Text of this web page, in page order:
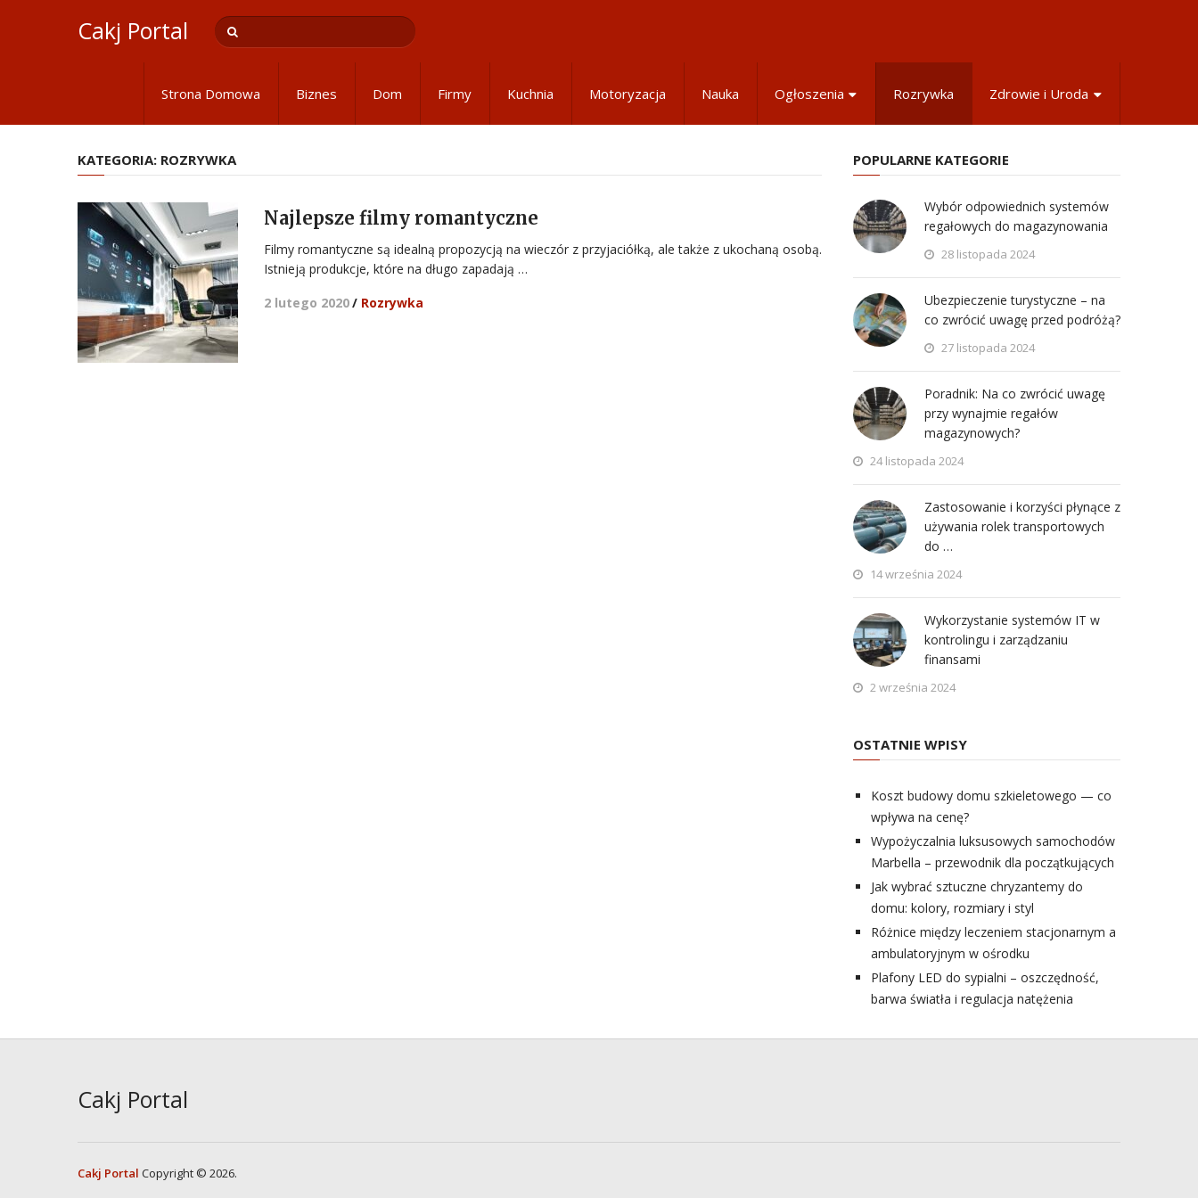
Cakj Portal
Strona Domowa Biznes Dom Firmy Kuchnia Motoryzacja Nauka Ogłoszenia Rozrywka Zdrowie i Uroda
KATEGORIA: ROZRYWKA
Najlepsze filmy romantyczne
Filmy romantyczne są idealną propozycją na wieczór z przyjaciółką, ale także z ukochaną osobą.
Istnieją produkcje, które na długo zapadają …
2 lutego 2020/ Rozrywka
POPULARNE KATEGORIE
Wybór odpowiednich systemów
regałowych do magazynowania
28 listopada 2024
Ubezpieczenie turystyczne – na
co zwrócić uwagę przed podróżą?
27 listopada 2024
Poradnik: Na co zwrócić uwagę
przy wynajmie regałów
magazynowych?
24 listopada 2024
Zastosowanie i korzyści płynące z
używania rolek transportowych
do …
14 września 2024
Wykorzystanie systemów IT w
kontrolingu i zarządzaniu
finansami
2 września 2024
OSTATNIE WPISY
Koszt budowy domu szkieletowego — co
wpływa na cenę?
Wypożyczalnia luksusowych samochodów
Marbella – przewodnik dla początkujących
Jak wybrać sztuczne chryzantemy do
domu: kolory, rozmiary i styl
Różnice między leczeniem stacjonarnym a
ambulatoryjnym w ośrodku
Plafony LED do sypialni – oszczędność,
barwa światła i regulacja natężenia
Cakj Portal
Cakj Portal Copyright © 2026.